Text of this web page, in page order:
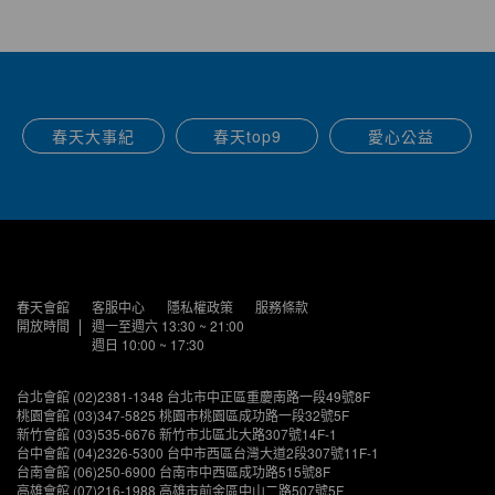
春天大事紀 春天top9 愛心公益
春天會館 客服中心 隱私權政策
服務條款
開放時間
週一至週六 13:30 ~ 21:00
週日 10:00 ~ 17:30
台北會館 (02)2381-1348 台北市中正區重慶南路一段49號8F
桃園會館 (03)347-5825 桃園市桃園區成功路一段32號5F
新竹會館 (03)535-6676 新竹市北區北大路307號14F-1
台中會館 (04)2326-5300 台中市西區台灣大道2段307號11F-1
台南會館 (06)250-6900 台南市中西區成功路515號8F
高雄會館 (07)216-1988 高雄市前金區中山二路507號5F